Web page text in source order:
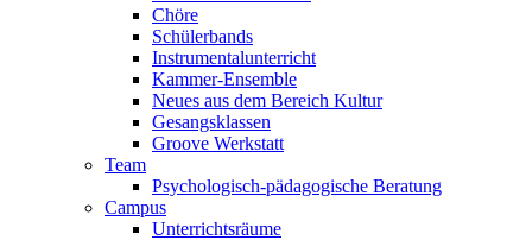
Chöre
Schülerbands
Instrumentalunterricht
Kammer-Ensemble
Neues aus dem Bereich Kultur
Gesangsklassen
Groove Werkstatt
Team
Psychologisch-pädagogische Beratung
Campus
Unterrichtsräume